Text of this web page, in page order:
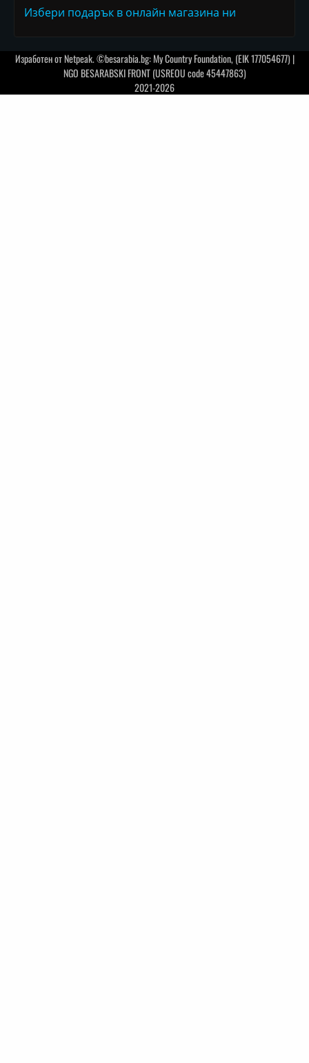
Избери подарък в онлайн магазина ни
Изработен отNetpeak. ©besarabia.bg: My Country Foundation, (EIK 177054677) |
NGO BESARABSKI FRONT (USREOU code 45447863)
2021-2026